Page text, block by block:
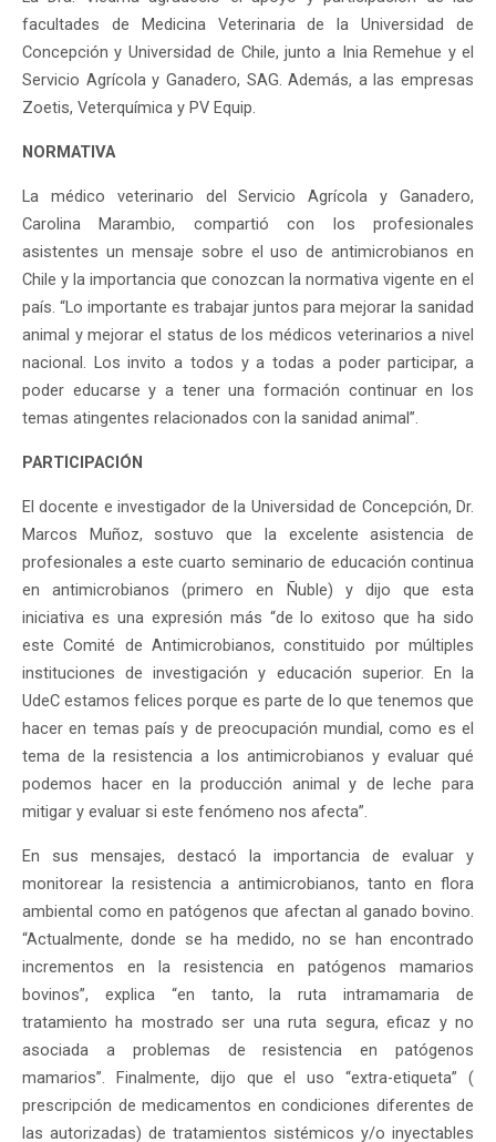
facultades de Medicina Veterinaria de la Universidad de
Concepción y Universidad de Chile, junto a Inia Remehue y el
Servicio Agrícola y Ganadero, SAG. Además, a las empresas
Zoetis, Veterquímica y PV Equip.
NORMATIVA
La médico veterinario del Servicio Agrícola y Ganadero,
Carolina Marambio, compartió con los profesionales
asistentes un mensaje sobre el uso de antimicrobianos en
Chile y la importancia que conozcan la normativa vigente en el
país. “Lo importante es trabajar juntos para mejorar la sanidad
animal y mejorar el status de los médicos veterinarios a nivel
nacional. Los invito a todos y a todas a poder participar, a
poder educarse y a tener una formación continuar en los
temas atingentes relacionados con la sanidad animal”.
PARTICIPACIÓN
El docente e investigador de la Universidad de Concepción, Dr.
Marcos Muñoz, sostuvo que la excelente asistencia de
profesionales a este cuarto seminario de educación continua
en antimicrobianos (primero en Ñuble) y dijo que esta
iniciativa es una expresión más “de lo exitoso que ha sido
este Comité de Antimicrobianos, constituido por múltiples
instituciones de investigación y educación superior. En la
UdeC estamos felices porque es parte de lo que tenemos que
hacer en temas país y de preocupación mundial, como es el
tema de la resistencia a los antimicrobianos y evaluar qué
podemos hacer en la producción animal y de leche para
mitigar y evaluar si este fenómeno nos afecta”.
En sus mensajes, destacó la importancia de evaluar y
monitorear la resistencia a antimicrobianos, tanto en flora
ambiental como en patógenos que afectan al ganado bovino.
“Actualmente, donde se ha medido, no se han encontrado
incrementos en la resistencia en patógenos mamarios
bovinos”, explica “en tanto, la ruta intramamaria de
tratamiento ha mostrado ser una ruta segura, eficaz y no
asociada a problemas de resistencia en patógenos
mamarios”. Finalmente, dijo que el uso “extra-etiqueta” (
prescripción de medicamentos en condiciones diferentes de
las autorizadas) de tratamientos sistémicos y/o inyectables